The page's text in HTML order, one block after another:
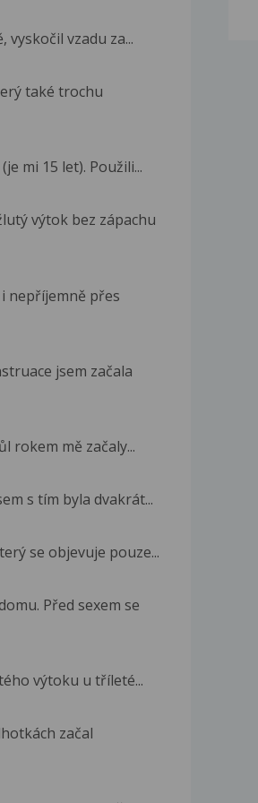
vyskočil vzadu za...
také trochu
mi 15 let). Použili...
výtok bez zápachu
nepříjemně přes
jsem začala
rokem mě začaly...
s tím byla dvakrát...
se objevuje pouze...
Před sexem se
výtoku u tříleté...
začal